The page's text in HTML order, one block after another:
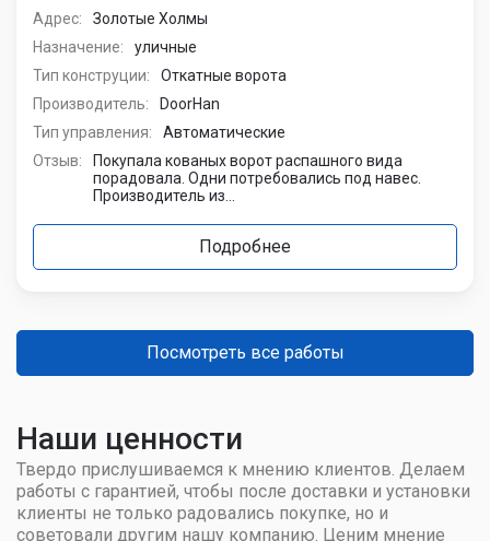
Адрес:
Золотые Холмы
Назначение:
уличные
Тип конструции:
Откатные ворота
Производитель:
DoorHan
Тип управления:
Автоматические
Отзыв:
Покупала кованых ворот распашного вида
порадовала. Одни потребовались под навес.
Производитель из...
Подробнее
Посмотреть все работы
Наши ценности
Твердо прислушиваемся к мнению клиентов. Делаем
работы с гарантией, чтобы после доставки и установки
клиенты не только радовались покупке, но и
советовали другим нашу компанию. Ценим мнение